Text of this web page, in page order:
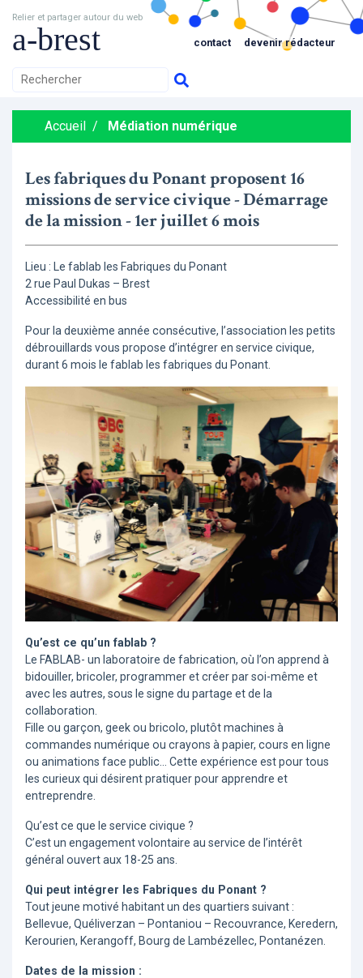
Relier et partager autour du web
a-brest contact devenir rédacteur
Accueil / Médiation numérique
Les fabriques du Ponant proposent 16
missions de service civique - Démarrage
de la mission - 1er juillet 6 mois
Lieu : Le fablab les Fabriques du Ponant
2 rue Paul Dukas – Brest
Accessibilité en bus
Pour la deuxième année consécutive, l’association les petits
débrouillards vous propose d’intégrer en service civique,
durant 6 mois le fablab les fabriques du Ponant.
Qu’est ce qu’un fablab ?
Le FABLAB- un laboratoire de fabrication, où l’on apprend à
bidouiller, bricoler, programmer et créer par soi-même et
avec les autres, sous le signe du partage et de la
collaboration.
Fille ou garçon, geek ou bricolo, plutôt machines à
commandes numérique ou crayons à papier, cours en ligne
ou animations face public... Cette expérience est pour tous
les curieux qui désirent pratiquer pour apprendre et
entreprendre.
Qu’est ce que le service civique ?
C’est un engagement volontaire au service de l’intérêt
général ouvert aux 18-25 ans.
Qui peut intégrer les Fabriques du Ponant ?
Tout jeune motivé habitant un des quartiers suivant :
Bellevue, Quéliverzan – Pontaniou – Recouvrance, Keredern,
Kerourien, Kerangoff, Bourg de Lambézellec, Pontanézen.
Dates de la mission :